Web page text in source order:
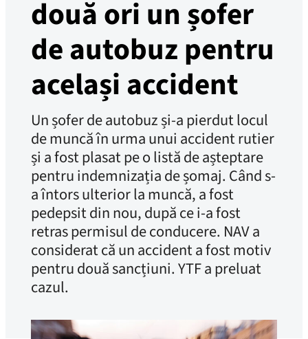
două ori un șofer
de autobuz pentru
același accident
Un șofer de autobuz și-a pierdut locul
de muncă în urma unui accident rutier
și a fost plasat pe o listă de așteptare
pentru indemnizația de șomaj. Când s-
a întors ulterior la muncă, a fost
pedepsit din nou, după ce i-a fost
retras permisul de conducere. NAV a
considerat că un accident a fost motiv
pentru două sancțiuni. YTF a preluat
cazul.